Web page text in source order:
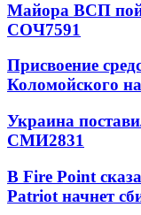
Майора ВСП
СОЧ7591
Присвоение
Коломойского
Украина
СМИ2831
В Fire Point
Patriot начнет